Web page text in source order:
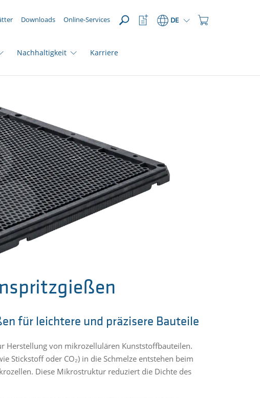
Downloads Online-Services
Einkaufswagen
DE
Watchlist
Button
Nachhaltigkeit
Karriere
für leichtere und präzisere Bauteile
Herstellung von mikrozellulären Kunststoffbauteilen.
Stickstoff oder CO₂) in die Schmelze entstehen beim
Diese Mikrostruktur reduziert die Dichte des